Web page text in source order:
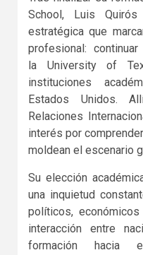
School , Luis Quirós
estratégica que
profesional:
la University of
instituciones
Estados Unidos.
Relaciones
interés por
moldean el escenario
Su elección
una inquietud
políticos,
interacción entre
formación hacia